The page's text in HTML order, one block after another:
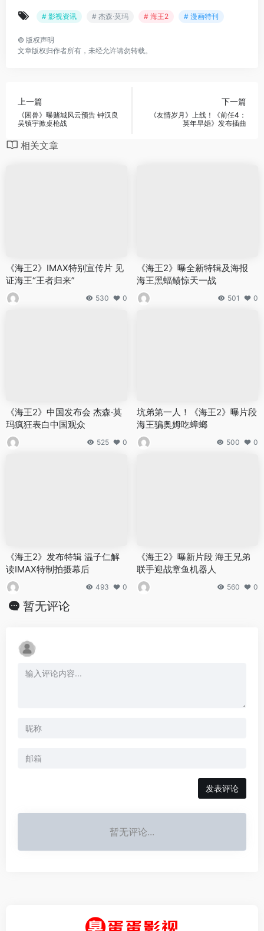
# 影视资讯 # 杰森·莫玛 # 海王2 # 漫画特刊
© 版权声明
文章版权归作者所有，未经允许请勿转载。
上一篇
《困兽》曝赌城风云预告 钟汉良
吴镇宇掀桌枪战
下一篇
《友情岁月》上线！《前任4：
英年早婚》发布插曲
相关文章
《海王2》IMAX特别宣传片 见
证海王“王者归来”
530 0
《海王2》曝全新特辑及海报
海王黑蝠鲼惊天一战
501 0
《海王2》中国发布会 杰森·莫
玛疯狂表白中国观众
525 0
坑弟第一人！《海王2》曝片段
海王骗奥姆吃蟑螂
500 0
《海王2》发布特辑 温子仁解
读IMAX特制拍摄幕后
493 0
《海王2》曝新片段 海王兄弟
联手迎战章鱼机器人
560 0
暂无评论
发表评论
暂无评论...